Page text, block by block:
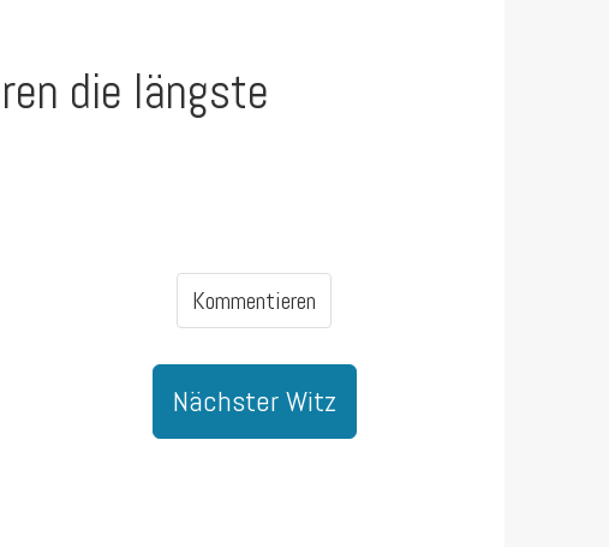
die längste
Kommentieren
Nächster Witz